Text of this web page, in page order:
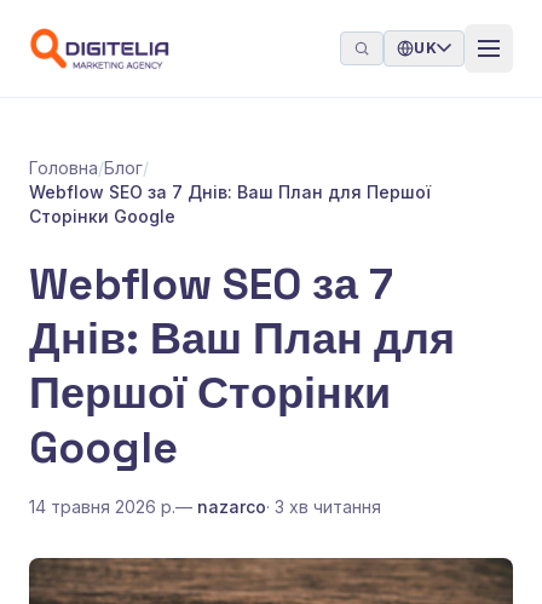
UK
Головна/Блог/
Webflow SEO за 7 Днів: Ваш План для Першої
Сторінки Google
Webflow SEO за 7
Днів: Ваш План для
Першої Сторінки
Google
14 травня 2026 р.— nazarco· 3 хв читання